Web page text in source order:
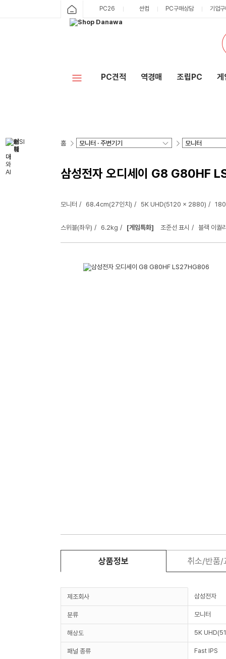
PC26 싼컴 PC구매상담 기업
PC견적 역경매 조립PC 게
홈
삼성전자 오디세이 G8 G80HF
모니터 68.4cm(27인치) 5K UHD(5120 x 2880)
스위블(좌우) 6.2kg [게임특화] 조준선 표시 블랙 이퀄
상품정보 취소/반품/
제조회사 삼성전자
분류 모니터
해상도 5K
패널 종류 Fast IPS